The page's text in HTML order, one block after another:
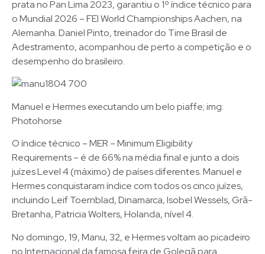
prata no Pan Lima 2023, garantiu o 1º índice técnico para
o Mundial 2026 – FEI World Championships Aachen, na
Alemanha. Daniel Pinto, treinador do Time Brasil de
Adestramento, acompanhou de perto a competição e o
desempenho do brasileiro.
Manuel e Hermes executando um belo piaffe; img:
Photohorse
O índice técnico – MER – Minimum Eligibility
Requirements – é de 66% na média final e junto a dois
juízes Level 4 (máximo) de países diferentes. Manuel e
Hermes conquistaram índice com todos os cinco juízes,
incluindo Leif Toernblad, Dinamarca, Isobel Wessels, Grã-
Bretanha, Patricia Wolters, Holanda, nível 4.
No domingo, 19, Manu, 32, e Hermes voltam ao picadeiro
no Internacional da famosa feira de Golegã para